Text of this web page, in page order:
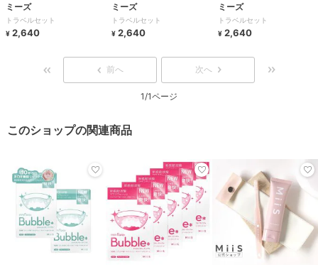
ミーズ
トラベルセット
¥ 2,640
ミーズ
トラベルセット
¥ 2,640
ミーズ
トラベルセット
¥ 2,640
前へ 次へ
1/1ページ
このショップの関連商品